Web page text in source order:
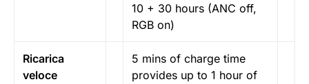
10 + 30 hours (ANC off,
RGB on)
Ricarica
veloce
5 mins of charge time
provides up to 1 hour of